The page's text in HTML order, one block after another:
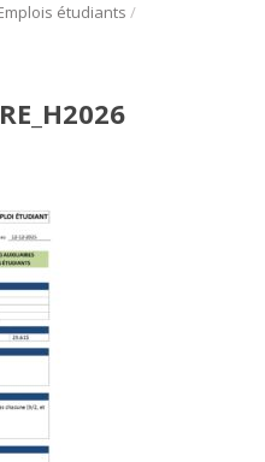
étudiants /